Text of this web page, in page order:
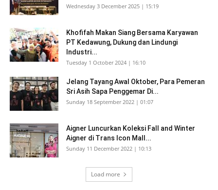
Wednesday 3 December 2025 | 15:19
Khofifah Makan Siang Bersama Karyawan
PT Kedawung, Dukung dan Lindungi
Industri...
Tuesday 1 October 2024 | 16:10
Jelang Tayang Awal Oktober, Para Pemeran
Sri Asih Sapa Penggemar Di...
Sunday 18 September 2022 | 01:07
Aigner Luncurkan Koleksi Fall and Winter
Aigner di Trans Icon Mall...
Sunday 11 December 2022 | 10:13
Load more